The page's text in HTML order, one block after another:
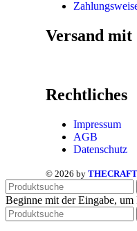
Versand mit
Rechtliches
Impressum
AGB
Datenschutz
© 2026 by
Beginne mit der Eingabe, um